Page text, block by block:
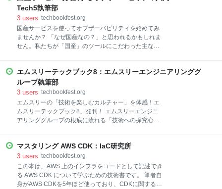
ぶことです。 最も簡単な簡単なカーネルモジュールを
作るところから始めて、段階を追って次第に難しいも
のを作っていくというスタイルをとることによって、
学習のハードルを下げています。 （本書「はじめに」
より） 【目次】 第1章 hello world 第2章 一定時間
テムを一定時間停止させる ・PDFファイル（サポート
ページから、EPUB版もダウンロード可能） ・B5判、
Tech5執筆部
3 users techbookfest.org
国産サービスを使ってオブザーバビリティを始めてみ
ませんか？ 「なぜ国産なの？」と思われるかもしれま
せん。私たちが「国産」のツールにこだわった主な理
め ・国内特有の要件やインフラ事情に対応できるため
・国内イベント等で開発者と交流しやすくお互いにフ
ィードバックしやすいため これらの理由から、本書で
は国産クラウドサービスの代表格である「さくらイン
ターネット」の「さくらのクラウド」と、国産SaaS型
監視ツールである「Mackerel（マカレル）」を組み合
ブザーバビリティの基礎： 従来の監視との違いや、メ
トリック・ログ・トレースの3本柱について 🖥️さくらの
クラウド上でWebサーバの構築： さくら
エムスリーテックブック8：エムスリーエンジニアリンググ
ループ執筆部
3 users techbookfest.org
エムスリーの「技術を楽しむカルチャー」を体感！エ
ムスリーテックブック8、発刊！ エムスリーエンジニ
アリンググループの根底に流れる「技術への探究心」
た一冊です。 ScalaでQuineの迷宮に挑み、自作LINE
Botで結婚式をハックし、Dockerビルドの深淵を覗き
込み、愛猫のためにBLEと機械学習を融合させる。 定
番ゲーム「ビンゴ」を超えるゲームを自作し、Goの
Genericsがもたらした進化を追い、SQLで複雑なグラ
マスタリング AWS CDK：IaC研究所
3 users techbookfest.org
この本は、AWS 上のインフラをコードとして記述でき
る AWS CDK について学ぶための技術書です。 筆者自
身がAWS CDKを5年ほど使っており、CDKに関するコ